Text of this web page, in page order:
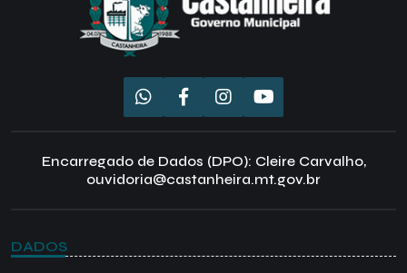
Encarregado de Dados (DPO): Cleire Carvalho,
ouvidoria@castanheira.mt.gov.br
DADOS